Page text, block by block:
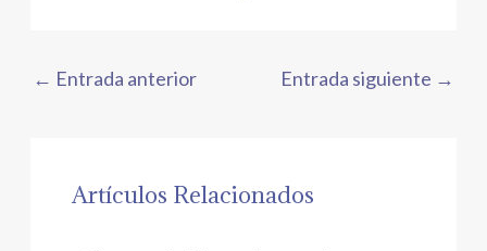
← Entrada anterior Entrada siguiente →
Artículos Relacionados